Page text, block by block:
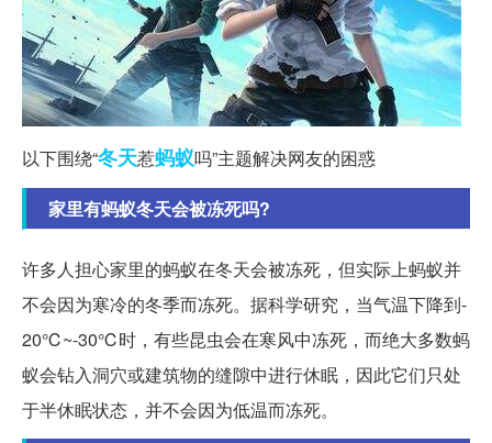
以下围绕“冬天惹蚂蚁吗”主题解决网友的困惑
家里有蚂蚁冬天会被冻死吗?
许多人担心家里的蚂蚁在冬天会被冻死，但实际上蚂蚁并
不会因为寒冷的冬季而冻死。据科学研究，当气温下降到-
20℃~-30℃时，有些昆虫会在寒风中冻死，而绝大多数蚂
蚁会钻入洞穴或建筑物的缝隙中进行休眠，因此它们只处
于半休眠状态，并不会因为低温而冻死。